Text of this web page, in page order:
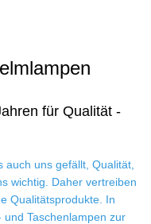
für Qualität -
auch uns gefällt, Qualität,
wichtig. Daher vertreiben
Qualitätsprodukte. In
Taschenlampen zur